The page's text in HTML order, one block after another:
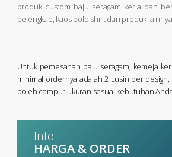
produk custom baju seragam kerja dan
pelengkap, kaos polo shirt dan produk
Untuk pemesanan baju seragam, kemeja
minimal ordernya adalah 2 Lusin per
boleh campur ukuran sesuai kebutuhan
Info
HARGA & ORDER